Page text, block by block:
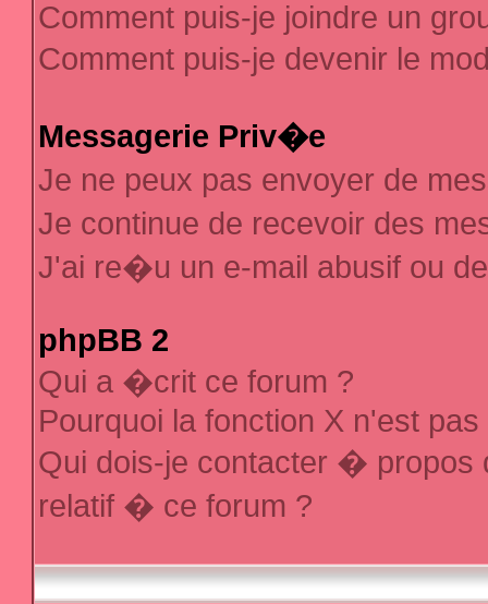
Comment puis-je joindre un
Comment puis-je devenir le
Messagerie Priv�e
Je ne peux pas envoyer de
Je continue de recevoir des
J'ai re�u un e-mail abusif ou
phpBB 2
Qui a �crit ce forum ?
Pourquoi la fonction X n'est
Qui dois-je contacter �
relatif � ce forum ?